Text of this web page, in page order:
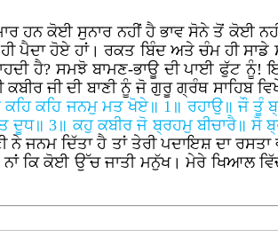
ਹਨ ਕੋਈ ਸੁਨਾਰ ਨਹੀਂ ਹੈ ਭਾਵ ਸੋਨੇ ਤੋਂ
ਪੈਦਾ ਹੋਏ ਹਾਂ। ਰਕਤ ਬਿੰਦ ਅਤੇ ਚੰਮ ਹੀ ਸਾਡੇ
ਹੈ? ਸਮਝੋ ਬਾਮਣ-ਭਾਊ ਦੀ ਪਾਈ ਫੁੱਟ ਨੂੰ!
ਜੀ ਦੀ ਬਾਣੀ ਨੂੰ ਜੋ ਗੁਰੂ ਗ੍ਰੰਥ ਸਾਹਿਬ
ਕਹਿ ਕਹਿ ਜਨਮੁ ਮਤ ਖੋਏ॥ 1॥ ਰਹਾਉ॥ ਜੌ
3॥ ਕਹੁ ਕਬੀਰ ਜੋ ਬ੍ਰਹਮੁ ਬੀਚਾਰੈ॥ ਸੋ
ਜਨਮ ਦਿੱਤਾ ਹੈ ਤਾਂ ਤੇਰੀ ਪਦਾਇਸ਼ ਦਾ
ਨਾਂ ਕਿ ਕੋਈ ਉੱਚ ਜਾਤੀ ਮਨੁੱਖ। ਮੇਰੇ ਖਿਆਲ